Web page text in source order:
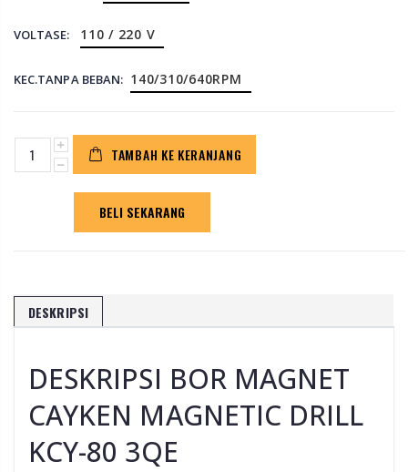
VOLTASE: 110 / 220 V
KEC.TANPA BEBAN: 140/310/640RPM
TAMBAH KE KERANJANG
BELI SEKARANG
DESKRIPSI
DESKRIPSI BOR MAGNET
CAYKEN MAGNETIC DRILL
KCY-80 3QE